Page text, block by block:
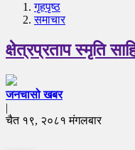
गृहपृष्‍ठ
समाचार
क्षेत्रप्रताप स्मृति
जनचासो खबर
|
चैत १९, २०८१ मंगलबार